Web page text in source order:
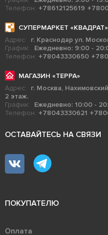
Телефон: +78612125619
СУПЕРМАРКЕТ «КВАДРАТ»
Адрес:
г. Краснодар ул.
График:
Ежедневно: 9:00 -
Телефон: +78043330650
МАГАЗИН «ТЕРРА»
Адрес:
г. Москва,
2 этаж.
График:
Ежедневно: 10:00 -
Телефон: +78043330621
ОСТАВАЙТЕСЬ НА СВЯЗИ
ПОКУПАТЕЛЮ
Оплата